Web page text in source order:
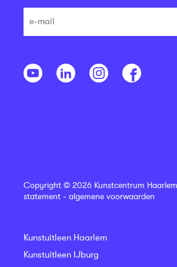
Copyright © 2026 Kunstcentrum
statement - algemene voorwaarden
Kunstuitleen Haarlem
Kunstuitleen IJburg